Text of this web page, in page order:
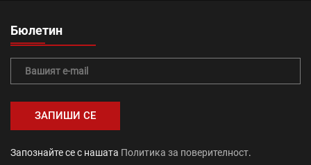
саниране (21)
Бюлетин
Запознайте се с нашата Политика за поверителност.